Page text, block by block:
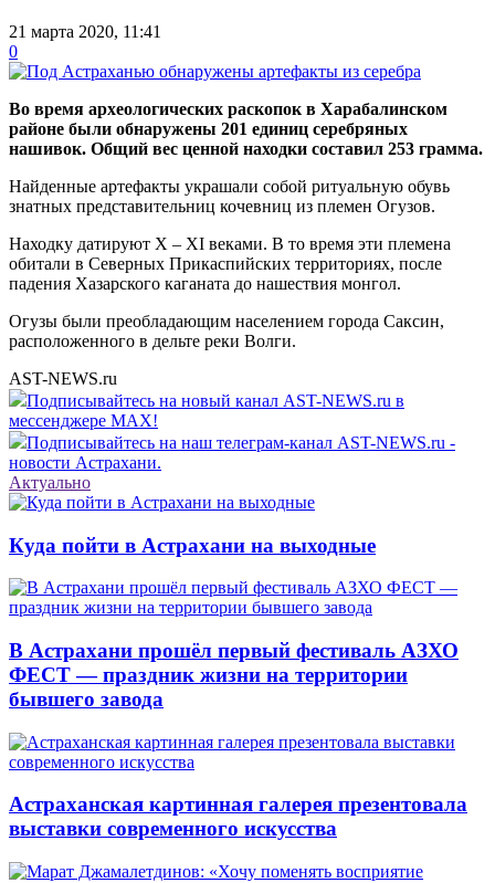
21 марта 2020, 11:41
0
Во время археологических раскопок в Харабалинском
районе были обнаружены 201 единиц серебряных
нашивок. Общий вес ценной находки составил 253 грамма.
Найденные артефакты украшали собой ритуальную обувь
знатных представительниц кочевниц из племен Огузов.
Находку датируют X – XI веками. В то время эти племена
обитали в Северных Прикаспийских территориях, после
падения Хазарского каганата до нашествия монгол.
Огузы были преобладающим населением города Саксин,
расположенного в дельте реки Волги.
AST-NEWS.ru
Подписывайтесь на новый канал AST-NEWS.ru в
мессенджере MAX!
Подписывайтесь на наш телеграм-канал AST-NEWS.ru -
новости Астрахани.
Актуально
Куда пойти в Астрахани на выходные
В Астрахани прошёл первый фестиваль АЗХО
ФЕСТ — праздник жизни на территории
бывшего завода
Астраханская картинная галерея презентовала
выставки современного искусства